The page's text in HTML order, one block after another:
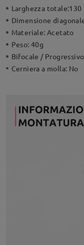
Larghezza totale:130
Dimensione
Materiale:Acetato
Peso:40g
Bifocale /
Cerniera a molla: No